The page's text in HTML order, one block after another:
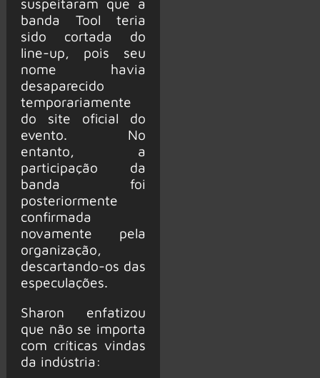
banda Tool teria
sido cortada do
line-up, pois seu
nome havia
desaparecido
temporariamente
do site oficial do
evento. No
entanto, a
participação da
banda foi
posteriormente
confirmada
novamente pela
organização,
descartando-os das
especulações.
Sharon enfatizou
que não se importa
com críticas vindas
da indústria: